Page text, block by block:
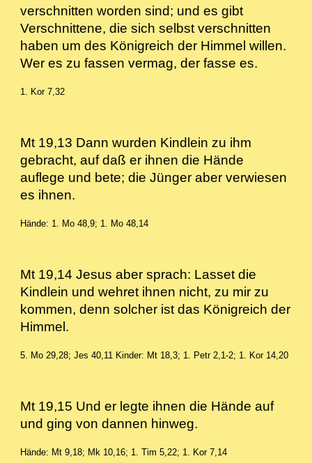
verschnitten worden sind; und es gibt
Verschnittene, die sich selbst verschnitten
haben um des Königreich der Himmel willen.
Wer es zu fassen vermag, der fasse es.
1. Kor 7,32
Mt 19,13 Dann wurden Kindlein zu ihm
gebracht, auf daß er ihnen die Hände
auflege und bete; die Jünger aber verwiesen
es ihnen.
Hände: 1. Mo 48,9; 1. Mo 48,14
Mt 19,14 Jesus aber sprach: Lasset die
Kindlein und wehret ihnen nicht, zu mir zu
kommen, denn solcher ist das Königreich der
Himmel.
5. Mo 29,28; Jes 40,11 Kinder: Mt 18,3; 1. Petr 2,1-2; 1. Kor 14,20
Mt 19,15 Und er legte ihnen die Hände auf
und ging von dannen hinweg.
Hände: Mt 9,18; Mk 10,16; 1. Tim 5,22; 1. Kor 7,14